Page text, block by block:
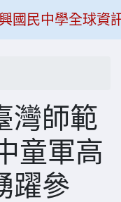
國民中學全球資
灣師範
童軍高
躍參